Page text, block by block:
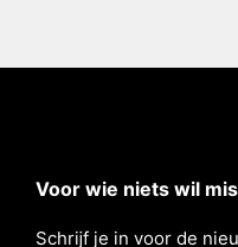
Voor wie niets wil
Schrĳf je in voor de